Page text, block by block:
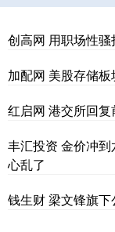
创高网 用职场性
加配网 美股存储
红启网 港交所回
丰汇投资 金价冲
心乱了
钱生财 梁文锋旗